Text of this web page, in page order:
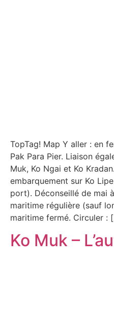
TopTag! Map Y aller : en
Pak Para Pier. Liaison
Muk, Ko Ngai et Ko
embarquement sur Ko
port). Déconseillé de mai
maritime régulière (sauf
maritime fermé. Circuler :
Ko Muk –